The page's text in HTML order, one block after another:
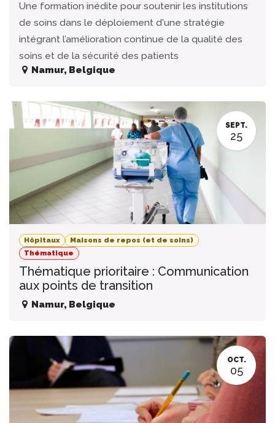
Une formation inédite pour soutenir les institutions
de soins dans le déploiement d'une stratégie
intégrant l’amélioration continue de la qualité des
soins et de la sécurité des patients
Namur, Belgique
SEPT.
25
Hôpitaux
Maisons de repos (et de soins)
Thématique
Thématique prioritaire : Communication
aux points de transition
Namur, Belgique
OCT.
05